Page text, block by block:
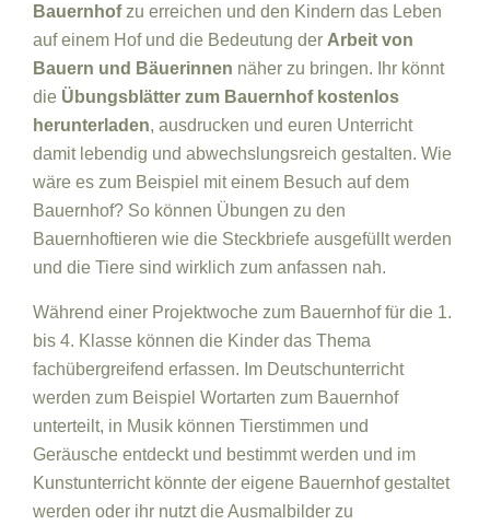
Bauernhofzu erreichen und den Kindern das Leben
auf einem Hof und die Bedeutung der Arbeit von
Bauern und Bäuerinnen näher zu bringen. Ihr könnt
die Übungsblätter zum Bauernhof kostenlos
herunterladen, ausdrucken und euren Unterricht
damit lebendig und abwechslungsreich gestalten. Wie
wäre es zum Beispiel mit einem Besuch auf dem
Bauernhof? So können Übungen zu den
Bauernhoftieren wie die Steckbriefe ausgefüllt werden
und die Tiere sind wirklich zum anfassen nah.
Während einer Projektwoche zum Bauernhof für die 1.
bis 4. Klasse können die Kinder das Thema
fachübergreifend erfassen. Im Deutschunterricht
werden zum Beispiel Wortarten zum Bauernhof
unterteilt, in Musik können Tierstimmen und
Geräusche entdeckt und bestimmt werden und im
Kunstunterricht könnte der eigene Bauernhof gestaltet
werden oder ihr nutzt die Ausmalbilder zu